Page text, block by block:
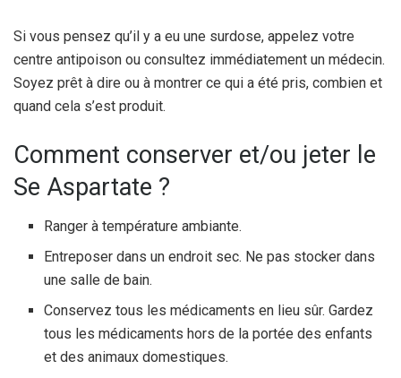
Si vous pensez qu’il y a eu une surdose, appelez votre
centre antipoison ou consultez immédiatement un médecin.
Soyez prêt à dire ou à montrer ce qui a été pris, combien et
quand cela s’est produit.
Comment conserver et/ou jeter le
Se Aspartate ?
Ranger à température ambiante.
Entreposer dans un endroit sec. Ne pas stocker dans
une salle de bain.
Conservez tous les médicaments en lieu sûr. Gardez
tous les médicaments hors de la portée des enfants
et des animaux domestiques.